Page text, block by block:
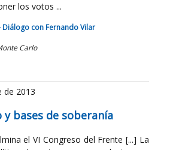
los votos ...
Diálogo con Fernando Vilar
Carlo
de 2013
y bases de soberanía
el VI Congreso del Frente [...] La